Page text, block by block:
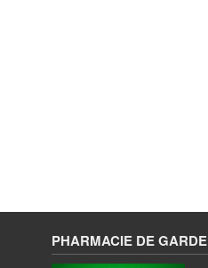
PHARMACIE DE GARDE